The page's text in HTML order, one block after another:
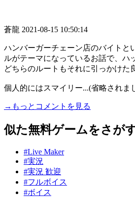
蒼龍 2021-08-15 10:50:14
ハンバーガーチェーン店のバイトと
ルがテーマになっているお話で、ハ
どちらのルートもそれに引っかけた
個人的にはスマイリー...(省略されま
→もっとコメントを見る
似た無料ゲームをさが
#Live Maker
#実況
#実況 歓迎
#フルボイス
#ボイス